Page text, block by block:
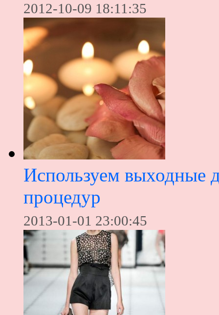
2012-10-09 18:11:35
Используем выходные
процедур
2013-01-01 23:00:45